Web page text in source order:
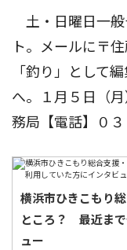
土・日曜日一般
ト。メールに〒
「釣り」として
へ。１月５日（
務局【電話】０３
横浜市ひきこもり
ところ？ 最近まで
ュー